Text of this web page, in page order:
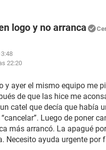
logo y no arranca
22:20
y ayer el mismo equipo me
de que las hice me
catel que decía que había
Luego de poner
más arrancó. La apagué
Necesito ayuda urgente por